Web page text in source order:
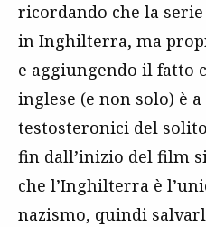
ricordando che la
in Inghilterra, ma
e aggiungendo il fatto
inglese (e non solo) è
testosteronici del
fin dall’inizio del film
che l’Inghilterra è
nazismo, quindi